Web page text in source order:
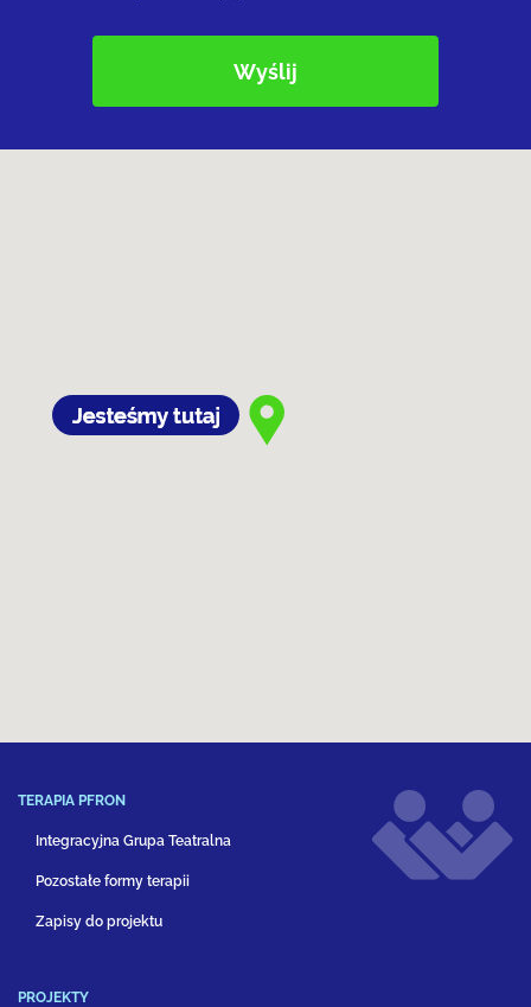
TERAPIA PFRON
Integracyjna Grupa Teatralna
Pozostałe formy terapii
Zapisy do projektu
PROJEKTY